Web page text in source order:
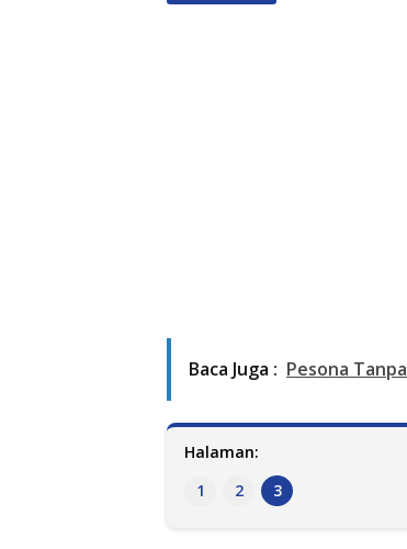
Baca Juga : Pesona
Halaman:
1
2 3